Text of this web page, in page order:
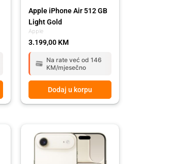
Apple
Apple iPhone Air 512 GB
Light Gold
3.199,00 KM
Na rate već od 146
KM/mjesečno
Dodaj u korpu